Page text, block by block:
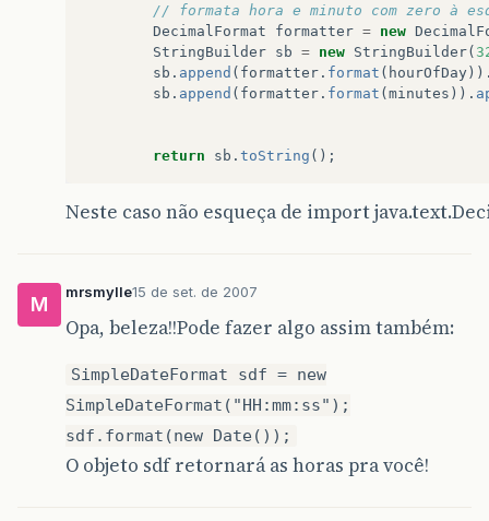
// formata hora e minuto com zero à
DecimalFormat
formatter = new
StringBuilder sb = new StringBuilder(
sb . append ( formatter . format ( hourOfDay
sb . append ( formatter . format ( minutes )).
return sb . toString ();
Neste caso não esqueça de import
M
mrsmylle15 de set. de 2007
Opa, beleza!!Pode fazer algo assim também:
SimpleDateFormat sdf = new
SimpleDateFormat("HH:mm:ss");
sdf.format(new Date());
O objeto sdf retornará as horas pra você!